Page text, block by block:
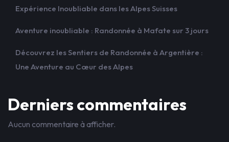
Expérience Inoubliable dans les Alpes Suisses
Aventure inoubliable : Randonnée à Mafate sur 3 jours
Découvrez les Sentiers de Randonnée à Argentière :
Une Aventure au Cœur des Alpes
Derniers commentaires
Aucun commentaire à afficher.